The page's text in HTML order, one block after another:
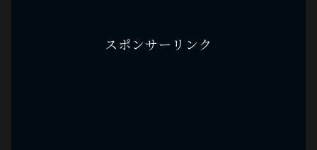
スポンサーリンク